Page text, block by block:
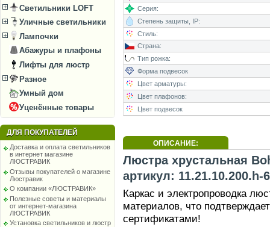
Светильники LOFT
Уличные светильники
Лампочки
Абажуры и плафоны
Лифты для люстр
Разное
Умный дом
Уценённые товары
ДЛЯ ПОКУПАТЕЛЕЙ
Доставка и оплата светильников
в интернет магазине
ЛЮСТРАВИК
Отзывы покупателей о магазине
Люстравик
О компании «ЛЮСТРАВИК»
Полезные советы и материалы
от интернет-магазина
ЛЮСТРАВИК
Установка светильников и люстр
Серия:
Степень защиты, IP:
Стиль:
Страна:
Тип рожка:
Форма подвесок
Цвет арматуры:
Цвет плафонов:
Цвет подвесок
ОПИСАНИЕ:
Люстра хрустальная
артикул: 11.21.10.200.h-
Каркас и электропроводка
материалов, что
сертификатами!